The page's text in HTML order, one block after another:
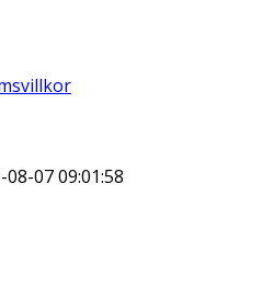
08-07 09:01:58